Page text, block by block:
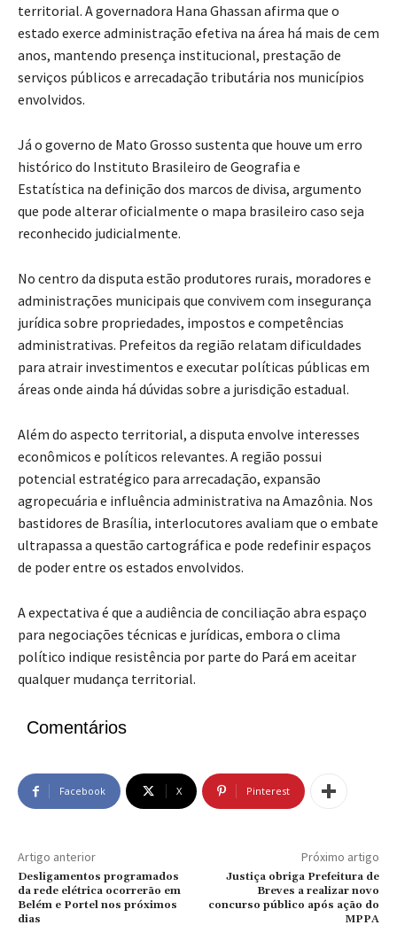
territorial. A governadora Hana Ghassan afirma que o
estado exerce administração efetiva na área há mais de cem
anos, mantendo presença institucional, prestação de
serviços públicos e arrecadação tributária nos municípios
envolvidos.
Já o governo de Mato Grosso sustenta que houve um erro
histórico do Instituto Brasileiro de Geografia e
Estatística na definição dos marcos de divisa, argumento
que pode alterar oficialmente o mapa brasileiro caso seja
reconhecido judicialmente.
No centro da disputa estão produtores rurais, moradores e
administrações municipais que convivem com insegurança
jurídica sobre propriedades, impostos e competências
administrativas. Prefeitos da região relatam dificuldades
para atrair investimentos e executar políticas públicas em
áreas onde ainda há dúvidas sobre a jurisdição estadual.
Além do aspecto territorial, a disputa envolve interesses
econômicos e políticos relevantes. A região possui
potencial estratégico para arrecadação, expansão
agropecuária e influência administrativa na Amazônia. Nos
bastidores de Brasília, interlocutores avaliam que o embate
ultrapassa a questão cartográfica e pode redefinir espaços
de poder entre os estados envolvidos.
A expectativa é que a audiência de conciliação abra espaço
para negociações técnicas e jurídicas, embora o clima
político indique resistência por parte do Pará em aceitar
qualquer mudança territorial.
Comentários
Facebook X Pinterest
Artigo anterior
Desligamentos programados
da rede elétrica ocorrerão em
Belém e Portel nos próximos
dias
Próximo artigo
Justiça obriga Prefeitura de
Breves a realizar novo
concurso público após ação do
MPPA